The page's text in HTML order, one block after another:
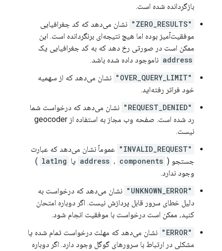
بازگردانده شده است.
"ZERO_RESULTS"
نشان می‌دهد که کد جغرافیایی
موفقیت‌آمیز بوده اما هیچ نتیجه‌ای برنگردانده است. این
ممکن است در صورتی رخ دهد که به کد جغرافیایی یک
address ناموجود داده شده باشد.
"OVER_QUERY_LIMIT"
نشان می‌دهد که از سهمیه
خود فراتر رفته‌اید.
"REQUEST_DENIED"
نشان می‌دهد که درخواست شما
رد شده است. صفحه وب مجاز به استفاده از geocoder
نیست.
"INVALID_REQUEST"
عموماً نشان می‌دهد که عبارت
جستجو (
address ، components یا latlng
)
وجود ندارد.
"UNKNOWN_ERROR"
نشان می‌دهد که درخواست به
دلیل خطای سرور قابل پردازش نیست. اگر دوباره امتحان
کنید، ممکن است درخواست با موفقیت انجام شود.
"ERROR"
نشان می‌دهد که مهلت درخواست تمام شده یا
مشکلی در ارتباط با سرورهای گوگل وجود دارد. اگر دوباره